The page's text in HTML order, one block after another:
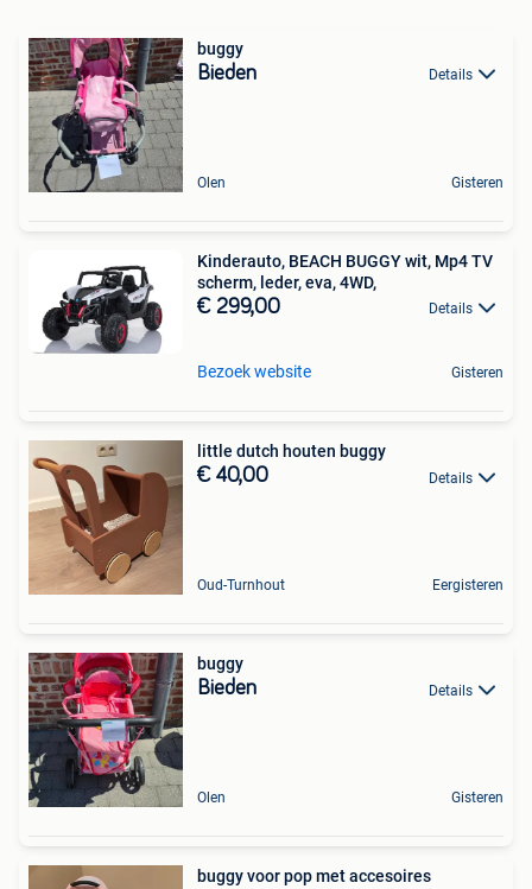
buggy
Bieden Details
Olen Gisteren
Kinderauto, BEACH BUGGY wit, Mp4 TV
scherm, leder, eva, 4WD,
€ 299,00 Details
Bezoek website Gisteren
little dutch houten buggy
€ 40,00 Details
Oud-Turnhout Eergisteren
buggy
Bieden Details
Olen Gisteren
buggy voor pop met accesoires